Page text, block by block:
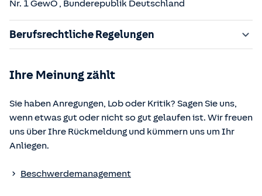
Nr. 1 GewO , Bunderepublik Deutschland
Berufsrechtliche Regelungen
§§ 59 – 68 Gesetz über den Versicherungsvertrag
§ 48b Versicherungsaufsichtsgesetz (VAG)
Verordnung über die Versicherungsvermittlung und -
Die berufsrechtlichen Regelungen können über die vom
Ihre Meinung zählt
Sie haben Anregungen, Lob oder Kritik? Sagen Sie uns,
wenn etwas gut oder nicht so gut gelaufen ist. Wir freuen
uns über Ihre Rückmeldung und kümmern uns um Ihr
Anliegen.
Beschwerdemanagement